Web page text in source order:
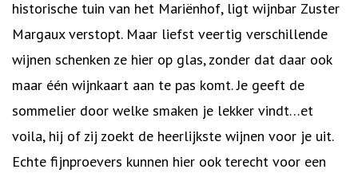
historische tuin van het Mariënhof, ligt wijnbar Zuster
Margaux verstopt. Maar liefst veertig verschillende
wijnen schenken ze hier op glas, zonder dat daar ook
maar één wijnkaart aan te pas komt. Je geeft de
sommelier door welke smaken je lekker vindt…et
voila, hij of zij zoekt de heerlijkste wijnen voor je uit.
Echte fijnproevers kunnen hier ook terecht voor een